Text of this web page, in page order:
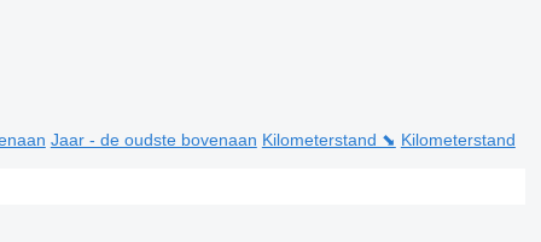
Jaar - de oudste bovenaan Kilometerstand ⬊ Kilometerstand